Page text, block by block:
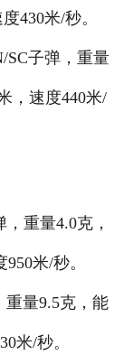
430米/秒。
SC子弹，重量
，速度440米/
，重量4.0克，
米/秒。
重量9.5克，能
米/秒。